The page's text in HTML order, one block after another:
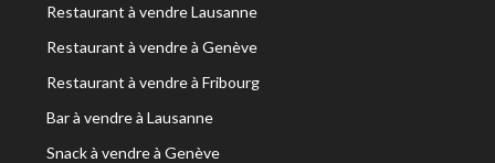
Restaurant à vendre Lausanne
Restaurant à vendre à Genève
Restaurant à vendre à Fribourg
Bar à vendre à Lausanne
Snack à vendre à Genève